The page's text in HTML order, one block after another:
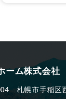
ーム株式会社
札幌市手稲区